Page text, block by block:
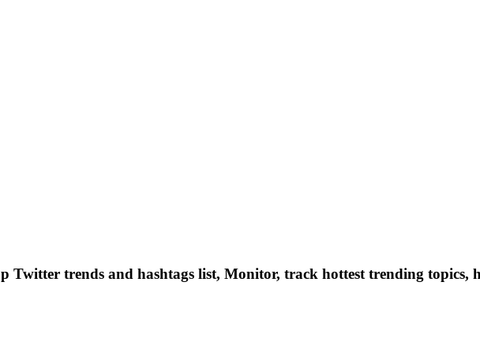
Twitter trends and hashtags list, Monitor, track hottest trending topics,